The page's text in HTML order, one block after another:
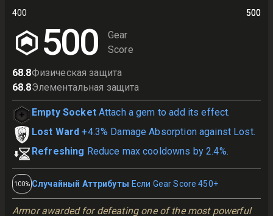
400 500
500
500
Gear
Score
68.8Физическая защита
68.8Элементальная защита
Empty Socket Attach a gem to add its effect.
Lost Ward +4.3% Damage Absorption against Lost.
Refreshing Reduce max cooldowns by 2.4%.
100% Случайный Аттрибуты Если Gear Score 450+
Armor awarded for defeating one of the most powerful